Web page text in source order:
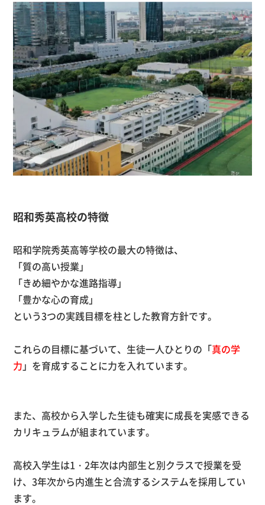
昭和秀英高校の特徴
昭和学院秀英高等学校の最大の特徴は、
「質の高い授業」
「きめ細やかな進路指導」
「豊かな心の育成」
という3つの実践目標を柱とした教育方針です。
これらの目標に基づいて、生徒一人ひとりの「真の学
力 」を育成することに力を入れています。
また、高校から入学した生徒も確実に成長を実感できる
カリキュラムが組まれています。
高校入学生は1・2年次は内部生と別クラスで授業を受
け、3年次から内進生と合流するシステムを採用してい
ます。